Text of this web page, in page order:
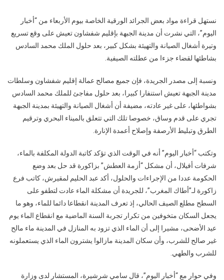
تستنفر
مدينة
الجبهة،و
اعتقال
لمافيا
العقار
أمام
القضاء
نستهل قراءة مواد بعض الجرائد الورقية الخاصة بيوم الأربعاء من “أخبار
اليوم”، التي نشرت أن مدينة الجبهة بإقليم شفشاون تعيش على وقع تسريع
وتيرة أشغال الصيانة والتهيئة بشكل كبير، بعد حلول الملك محمد السادس
بشاطئها لقضاء جزءا من عطلته الصيفية.
ونسبة إلى مصدر الجريدة، فإن جميع مصالح عمالة إقليم شفشاون وسلطات
مدينة الجبهة تعيش استنفارا كبيرا، بعد حلول مفاجئ للملك محمد السادس
بشواطئها، على غير عادته، مضيفة أن أشغال الصيانة والتهيئة بمدينة الجبهة
تجري على قدم وساق، خصوصا تلك التي تتعلق بالميناء البحري وترقيم
الطرق وتبليط الأرصفة وإصلاح أعمدة الإنارة.
وتكتب “أخبار اليوم” أنه في الوقت الذي تؤكد كاتبة الدولة المكلفة بالماء،
شرفات أفيلال، أن مشكل “أزمة العطش” بزاكورة قد حل بعد وضع
الحكومة عددا من الإجراءات والحلول، أكد عبد الحليم لمقيرش، كاتب فرع
زاكورة لـ”أطاك المغرب”، للجريدة أن مشكلة الماء عادت لتطفو على
السطح مطلع الصيف الحالي، إذ تعرف المدينة انقطاعا دائما للماء، وهو ما
يجعل السكان متخوفين من تكرار تجربة السنة الماضية مع انقطاع الماء يوم
عيد الأضحى، مشيرا إلى أن الماء الذي تزود به المنازل في المدينة ماء مالح
غير صالح للشرب، وأن سكان المدينة مازالوا يشترون الماء الذي يستعملونه
للشرب والطهي.
وفي حوار مع “أخبار اليوم”، قال سامي شرشيرة، المستشار لدى وزارة